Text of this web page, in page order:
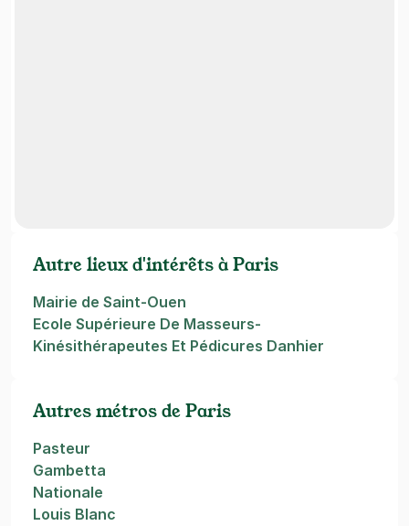
Autre lieux d'intérêts à Paris
Mairie de Saint-Ouen
Ecole Supérieure De Masseurs-
Kinésithérapeutes Et Pédicures Danhier
Autres métros de Paris
Pasteur
Gambetta
Nationale
Louis Blanc